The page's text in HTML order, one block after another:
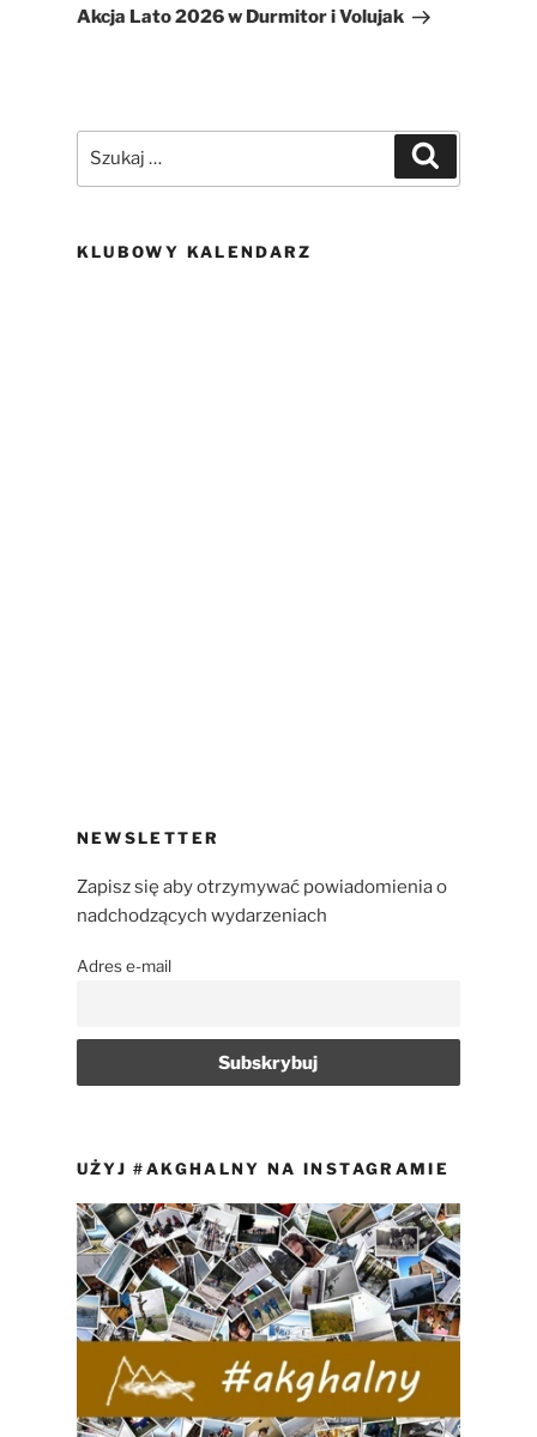
wpis
Akcja Lato 2026 w Durmitor i Volujak
KLUBOWY KALENDARZ
NEWSLETTER
Zapisz się aby otrzymywać powiadomienia o
nadchodzących wydarzeniach
Adres e-mail
UŻYJ #AKGHALNY NA INSTAGRAMIE